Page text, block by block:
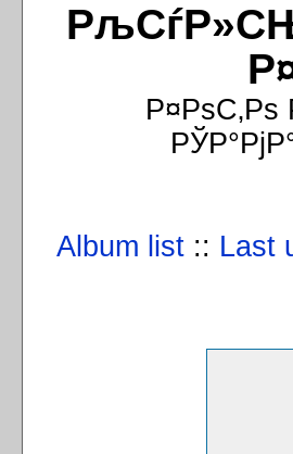
Р¤РѕС‚Рѕ
Album list :: Last